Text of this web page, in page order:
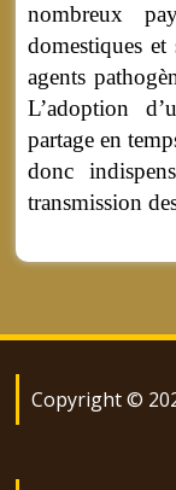
nombreux
domestiques et
agents
L’adoption
partage en
donc
transmission
Copyright ©